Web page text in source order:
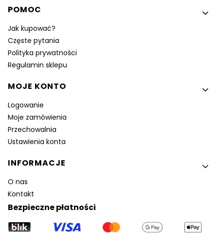
POMOC
Jak kupować?
Częste pytania
Polityka prywatności
Regulamin sklepu
MOJE KONTO
Logowanie
Moje zamówienia
Przechowalnia
Ustawienia konta
INFORMACJE
O nas
Kontakt
Bezpieczne płatności